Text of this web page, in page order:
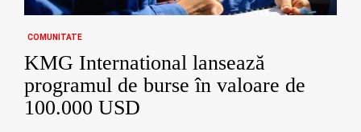
COMUNITATE
KMG International lansează
programul de burse în valoare de
100.000 USD